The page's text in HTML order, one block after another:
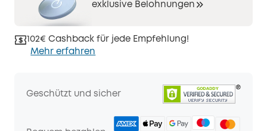
exklusive Belohnungen
102€ Cashback für jede Empfehlung!
Mehr erfahren
Geschützt und sicher